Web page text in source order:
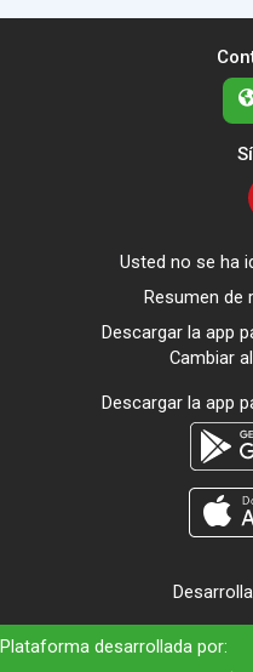
Usted no se ha
Resumen de
Descargar la app
Cambiar
Descargar la app
Plataforma desarrollada por: